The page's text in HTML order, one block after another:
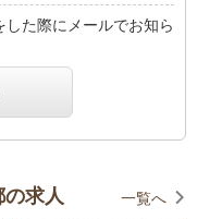
た際にメールでお知ら
の求人 一覧へ